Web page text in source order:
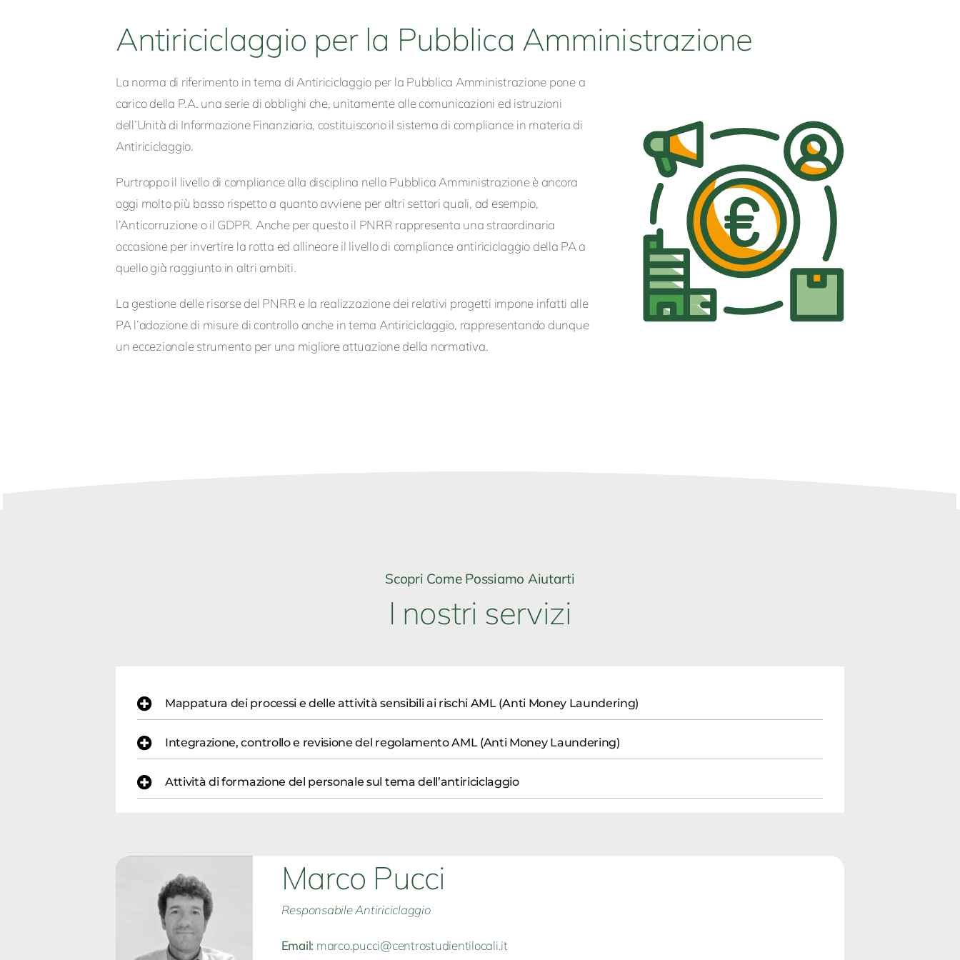
Antiriciclaggio per la Pubblica Amministrazione
La norma di riferimento in tema di Antiriciclaggio per la Pubblica Amministrazione pone a
carico della P.A. una serie di obblighi che, unitamente alle comunicazioni ed istruzioni
dell’Unità di Informazione Finanziaria, costituiscono il sistema di compliance in materia di
Antiriciclaggio.
Purtroppo il livello di compliance alla disciplina nella Pubblica Amministrazione è ancora
oggi molto più basso rispetto a quanto avviene per altri settori quali, ad esempio,
l’Anticorruzione o il GDPR. Anche per questo il PNRR rappresenta una straordinaria
occasione per invertire la rotta ed allineare il livello di compliance antiriciclaggio della PA a
quello già raggiunto in altri ambiti.
La gestione delle risorse del PNRR e la realizzazione dei relativi progetti impone infatti alle
PA l’adozione di misure di controllo anche in tema Antiriciclaggio, rappresentando dunque
un eccezionale strumento per una migliore attuazione della normativa.
Scopri Come Possiamo Aiutarti
I nostri servizi
Mappatura dei processi e delle attività sensibili ai rischi AML (Anti Money Laundering)
Integrazione, controllo e revisione del regolamento AML (Anti Money Laundering)
Attività di formazione del personale sul tema dell’antiriciclaggio
Marco Pucci
Responsabile Antiriciclaggio
Email: marco.pucci@centrostudientilocali.it